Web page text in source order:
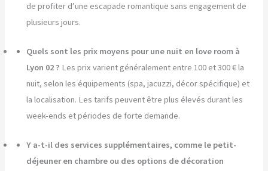
de profiter d’une escapade romantique sans engagement de
plusieurs jours.
Quels sont les prix moyens pour une nuit en love room à
Lyon 02 ? Les prix varient généralement entre 100 et 300 € la
nuit, selon les équipements (spa, jacuzzi, décor spécifique) et
la localisation. Les tarifs peuvent être plus élevés durant les
week-ends et périodes de forte demande.
Y a-t-il des services supplémentaires, comme le petit-
déjeuner en chambre ou des options de décoration